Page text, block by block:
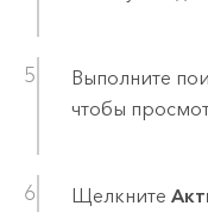
Выполните
чтобы
Щелкните